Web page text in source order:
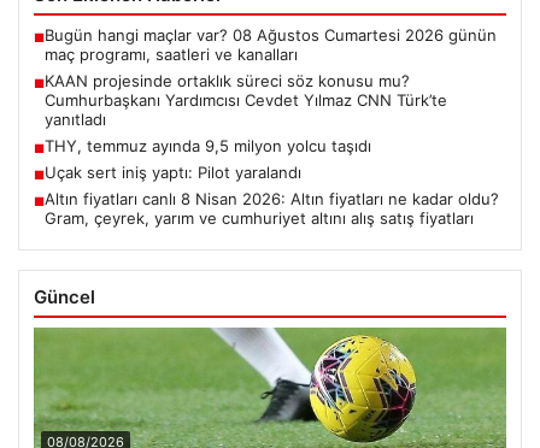
■Bugün hangi maçlar var? 08 Ağustos Cumartesi 2026 günün
maç programı, saatleri ve kanalları
■KAAN projesinde ortaklık süreci söz konusu mu?
Cumhurbaşkanı Yardımcısı Cevdet Yılmaz CNN Türk’te
yanıtladı
■THY, temmuz ayında 9,5 milyon yolcu taşıdı
■Uçak sert iniş yaptı: Pilot yaralandı
■Altın fiyatları canlı 8 Nisan 2026: Altın fiyatları ne kadar oldu?
Gram, çeyrek, yarım ve cumhuriyet altını alış satış fiyatları
Güncel
08/08/2026